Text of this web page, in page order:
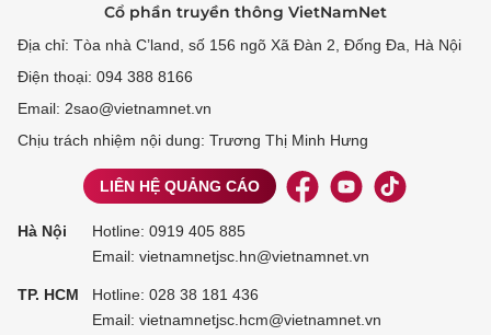
Cổ phần truyền thông VietNamNet
Địa chỉ: Tòa nhà C’land, số 156 ngõ Xã Đàn 2, Đống Đa, Hà Nội
Điện thoại: 094 388 8166
Email: 2sao@vietnamnet.vn
Chịu trách nhiệm nội dung: Trương Thị Minh Hưng
LIÊN HỆ QUẢNG CÁO
Hà Nội Hotline: 0919 405 885
Email: vietnamnetjsc.hn@vietnamnet.vn
TP. HCM Hotline: 028 38 181 436
Email: vietnamnetjsc.hcm@vietnamnet.vn